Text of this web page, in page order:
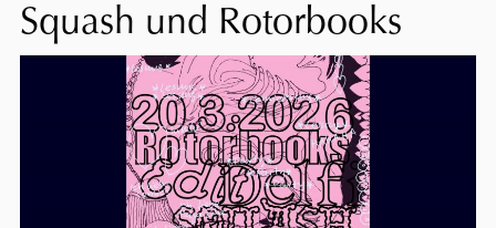
Squash und Rotorbooks